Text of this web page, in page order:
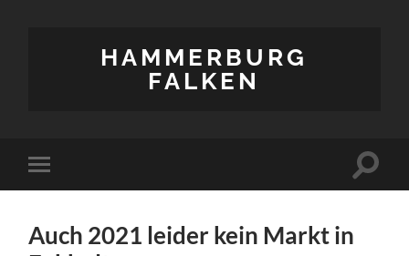
HAMMERBURG
FALKEN
Mobile-
Menü
Auch 2021 leider kein Markt in